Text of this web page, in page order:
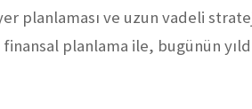
planlaması ve uzun vadeli
planlama ile, bugünün